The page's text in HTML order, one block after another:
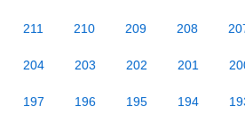
211 210 209 208
204 203 202 201
197 196 195 194